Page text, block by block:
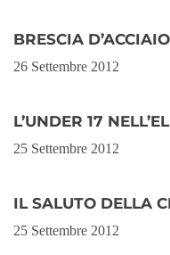
BRESCIA
26 Settembre 2012
L’UNDER 17
25 Settembre 2012
IL SALUTO DELLA
25 Settembre 2012